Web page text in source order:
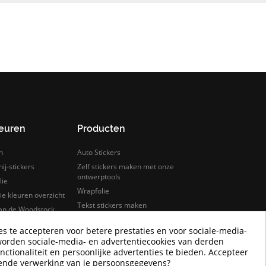
stickers
kleuren overzicht
de Woodstock
samples bestellen
Producten
Auto Stickers
Zelf stickers maken met onze
ontwerptools
Wrapfolie
Tekst stickers maken
Tegelstickers
Auto wrappen
Camper Logo Stickers
te accepteren voor betere prestaties en voor sociale-media-
sociale-media- en advertentiecookies van derden
en persoonlijke advertenties te bieden. Accepteer
verwerking van je persoonsgegevens?